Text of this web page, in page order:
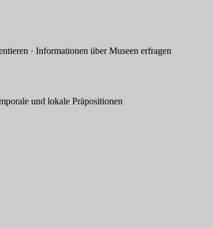
· Informationen über Museen erfragen
und lokale Präpositionen